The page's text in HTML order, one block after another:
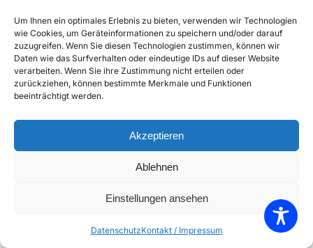
Um Ihnen ein optimales Erlebnis zu bieten, verwenden wir Technologien
wie Cookies, um Geräteinformationen zu speichern und/oder darauf
zuzugreifen. Wenn Sie diesen Technologien zustimmen, können wir
Daten wie das Surfverhalten oder eindeutige IDs auf dieser Website
verarbeiten. Wenn Sie ihre Zustimmung nicht erteilen oder
zurückziehen, können bestimmte Merkmale und Funktionen
beeinträchtigt werden.
Akzeptieren
Ablehnen
Einstellungen ansehen
DatenschutzKontakt / Impressum
356 B und C Gummikeil
Türstopper
€42,90 inkl. Mwst
Enthält 20% Mwst
zzgl.Versand
Lieferzeit: Sofort lieferbar
In den Warenkorb
Einzelnes Ergebnis wird angezeigt